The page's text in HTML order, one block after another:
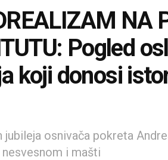
NA
Pogled
koji donosi
osnivača pokreta
i mašti